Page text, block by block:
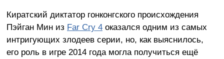
Киратский диктатор гонконгского происхождения
Пэйган Мин из Far Cry 4оказался одним из самых
интригующих злодеев серии, но, как выяснилось,
его роль в игре 2014 года могла получиться ещё